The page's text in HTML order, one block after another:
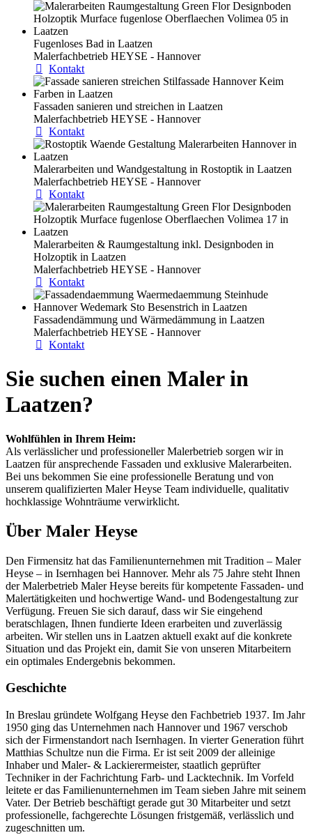
Fugenloses Bad in Laatzen
Malerfachbetrieb HEYSE - Hannover
Kontakt
Fassaden sanieren und streichen in Laatzen
Malerfachbetrieb HEYSE - Hannover
Kontakt
Malerarbeiten und Wandgestaltung in Rostoptik in Laatzen
Malerfachbetrieb HEYSE - Hannover
Kontakt
Malerarbeiten & Raumgestaltung inkl. Designboden in
Holzoptik in Laatzen
Malerfachbetrieb HEYSE - Hannover
Kontakt
Fassadendämmung und Wärmedämmung in Laatzen
Malerfachbetrieb HEYSE - Hannover
Kontakt
Sie suchen einen Maler in
Laatzen?
Wohlfühlen in Ihrem Heim:
Als verlässlicher und professioneller Malerbetrieb sorgen wir in
Laatzen für ansprechende Fassaden und exklusive Malerarbeiten.
Bei uns bekommen Sie eine professionelle Beratung und von
unserem qualifizierten Maler Heyse Team individuelle, qualitativ
hochklassige Wohnträume verwirklicht.
Über Maler Heyse
Den Firmensitz hat das Familienunternehmen mit Tradition – Maler
Heyse – in Isernhagen bei Hannover. Mehr als 75 Jahre steht Ihnen
der Malerbetrieb Maler Heyse bereits für kompetente Fassaden- und
Malertätigkeiten und hochwertige Wand- und Bodengestaltung zur
Verfügung. Freuen Sie sich darauf, dass wir Sie eingehend
beratschlagen, Ihnen fundierte Ideen erarbeiten und zuverlässig
arbeiten. Wir stellen uns in Laatzen aktuell exakt auf die konkrete
Situation und das Projekt ein, damit Sie von unseren Mitarbeitern
ein optimales Endergebnis bekommen.
Geschichte
In Breslau gründete Wolfgang Heyse den Fachbetrieb 1937. Im Jahr
1950 ging das Unternehmen nach Hannover und 1967 verschob
sich der Firmenstandort nach Isernhagen. In vierter Generation führt
Matthias Schultze nun die Firma. Er ist seit 2009 der alleinige
Inhaber und Maler- & Lackierermeister, staatlich geprüfter
Techniker in der Fachrichtung Farb- und Lacktechnik. Im Vorfeld
leitete er das Familienunternehmen im Team sieben Jahre mit seinem
Vater. Der Betrieb beschäftigt gerade gut 30 Mitarbeiter und setzt
professionelle, fachgerechte Lösungen fristgemäß, verlässlich und
zugeschnitten um.